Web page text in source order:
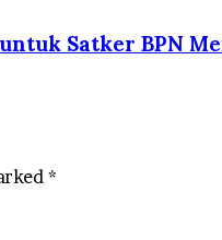
Satker BPN
*